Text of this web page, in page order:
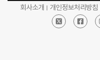
회사소개 개인정보처리방침